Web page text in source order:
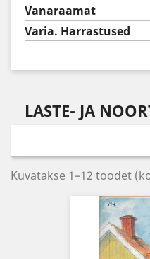
Vanaraamat
Varia. Harrastused
LASTE- JA
Kuvatakse 1–12 toodet